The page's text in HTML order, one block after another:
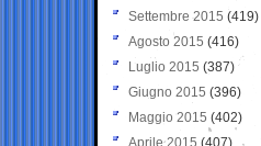
Settembre 2015 (419)
Agosto 2015 (416)
Luglio 2015 (387)
Giugno 2015 (396)
Maggio 2015 (402)
Aprile 2015 (407)